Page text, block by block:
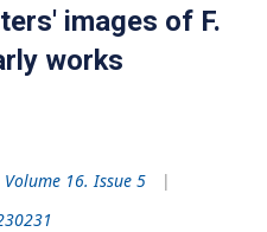
images of F.
works
16. Issue 5